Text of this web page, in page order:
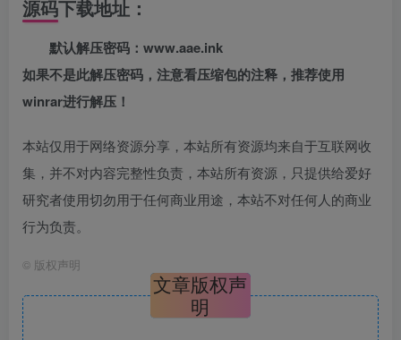
源码下载地址：
默认解压密码：www.aae.ink
如果不是此解压密码，注意看压缩包的注释，推荐使用
winrar进行解压！
本站仅用于网络资源分享，本站所有资源均来自于互联网收
集，并不对内容完整性负责，本站所有资源，只提供给爱好
研究者使用切勿用于任何商业用途，本站不对任何人的商业
行为负责。
© 版权声明
文章版权声
明